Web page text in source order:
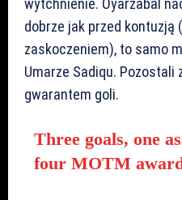
dobrze jak przed kontuzją
zaskoczeniem), to samo
Umarze Sadiqu. Pozostali
gwarantem goli.
Three goals, one
four MOTM